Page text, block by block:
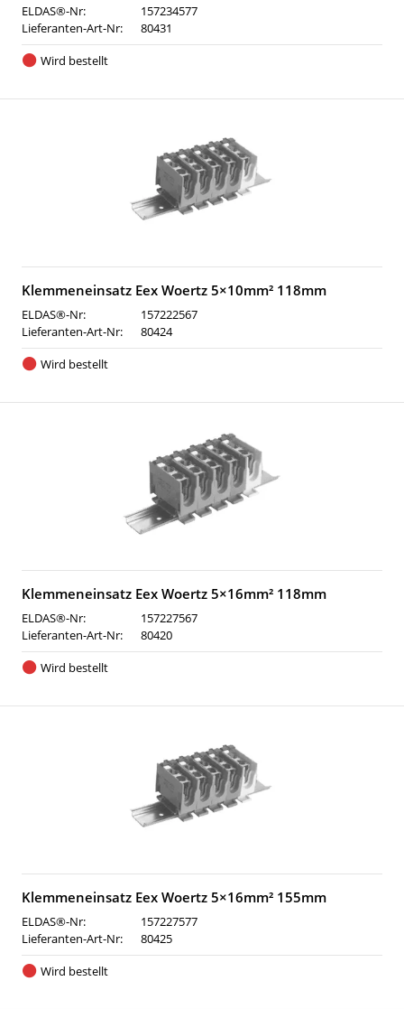
ELDAS®-Nr:
157234577
Lieferanten-Art-Nr:
80431
Wird bestellt
Klemmeneinsatz Eex Woertz 5×10mm² 118mm
ELDAS®-Nr:
157222567
Lieferanten-Art-Nr:
80424
Wird bestellt
Klemmeneinsatz Eex Woertz 5×16mm² 118mm
ELDAS®-Nr:
157227567
Lieferanten-Art-Nr:
80420
Wird bestellt
Klemmeneinsatz Eex Woertz 5×16mm² 155mm
ELDAS®-Nr:
157227577
Lieferanten-Art-Nr:
80425
Wird bestellt